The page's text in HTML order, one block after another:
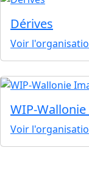
Dérives
Voir
WIP-
Voir